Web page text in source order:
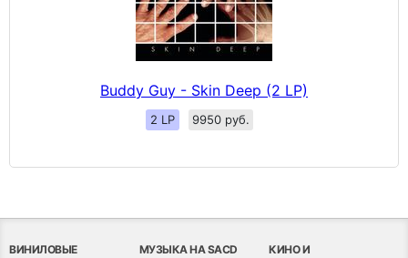
Buddy Guy - Skin Deep (2 LP)
2 LP 9950 руб.
ВИНИЛОВЫЕ
МУЗЫКА НА SACD
КИНО И